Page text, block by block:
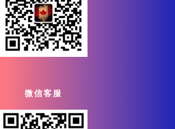
微信客服